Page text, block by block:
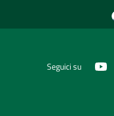
Seguici su